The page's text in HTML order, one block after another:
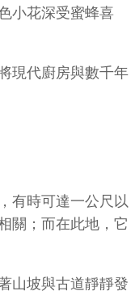
小花深受蜜蜂喜
現代廚房與數千年
有時可達一公尺以
關；而在此地，它
山坡與古道靜靜發